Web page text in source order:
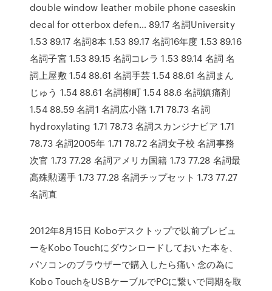
double window leather mobile phone caseskin
decal for otterbox defen… 89.17 名詞University
1.53 89.17 名詞8本 1.53 89.17 名詞16年度 1.53 89.16
名詞子宮 1.53 89.15 名詞コレラ 1.53 89.14 名詞 名
詞上屋敷 1.54 88.61 名詞手芸 1.54 88.61 名詞まん
じゅう 1.54 88.61 名詞柳町 1.54 88.6 名詞鎮痛剤
1.54 88.59 名詞1 名詞広小路 1.71 78.73 名詞
hydroxylating 1.71 78.73 名詞スカンジナビア 1.71
78.73 名詞2005年 1.71 78.72 名詞女子校 名詞事務
次官 1.73 77.28 名詞アメリカ国籍 1.73 77.28 名詞最
高殊勲選手 1.73 77.28 名詞チップセット 1.73 77.27
名詞直
2012年8月15日 Koboデスクトップで以前プレビュ
ーをKobo Touchにダウンロードしておいた本を、
パソコンのブラウザーで購入したら痛い 念の為に
Kobo TouchをUSBケーブルでPCに繋いで同期を取